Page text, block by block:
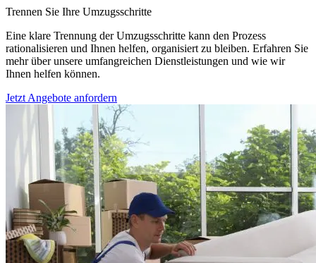
Trennen Sie Ihre Umzugsschritte
Eine klare Trennung der Umzugsschritte kann den Prozess
rationalisieren und Ihnen helfen, organisiert zu bleiben. Erfahren Sie
mehr über unsere umfangreichen Dienstleistungen und wie wir
Ihnen helfen können.
Jetzt Angebote anfordern